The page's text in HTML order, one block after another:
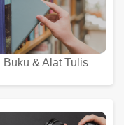
Buku & Alat Tulis